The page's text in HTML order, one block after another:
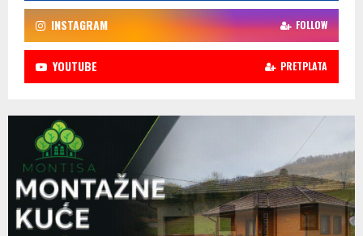
INSTAGRAM FOLLOW
YOUTUBE PRETPLATA